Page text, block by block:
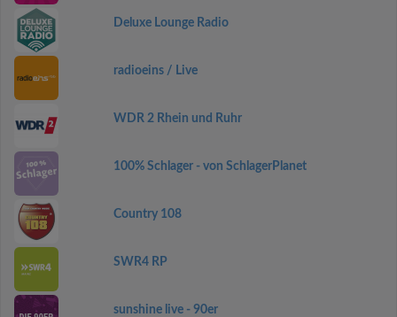
Deluxe Lounge Radio
radioeins / Live
WDR 2 Rhein und Ruhr
100% Schlager - von SchlagerPlanet
Country 108
SWR4 RP
sunshine live - 90er